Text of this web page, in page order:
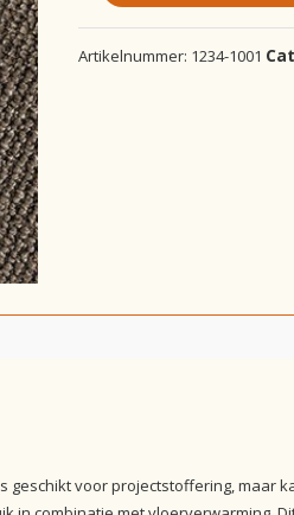
Artikelnummer: 1234-1001
geschikt voor projectstoffering, maar